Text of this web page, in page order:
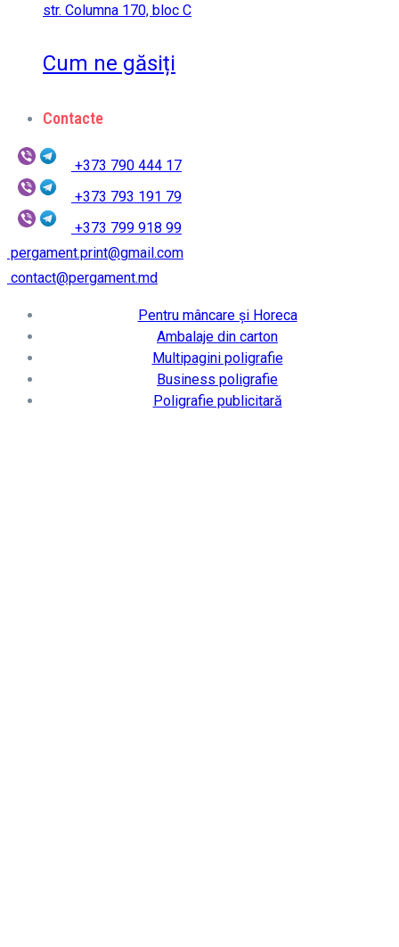
str. Columna 170, bloc C
Cum ne găsiți
Contacte
+373 790 444 17
+373 793 191 79
+373 799 918 99
pergament.print@gmail.com
contact@pergament.md
Pentru mâncare și Horeca
Ambalaje din carton
Multipagini poligrafie
Business poligrafie
Poligrafie publicitară